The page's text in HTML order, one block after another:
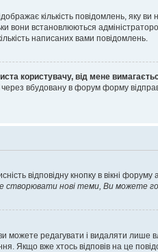
кількість повідомлень, яку
вони встановлюються
написаних вами повідомлень.
користувачу, від мене
вбудовану в форум форму
відповідну кнопку в вікні
створювати нові теми, Ви можете
редагувати і видаляти лише
Якщо вже хтось відповів на це